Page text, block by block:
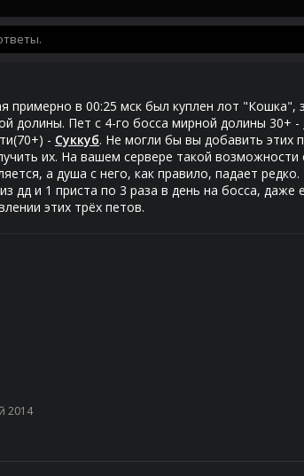
примерно в 00:25 мск был куплен лот "Кошка",
долины. Пет с 4-го босса мирной долины 30+ -
- Суккуб. Не могли бы вы добавить
их. На вашем сервере такой
а душа с него, как правило, падает
дд и 1 приста по 3 раза в день на босса,
этих трёх петов.
2014